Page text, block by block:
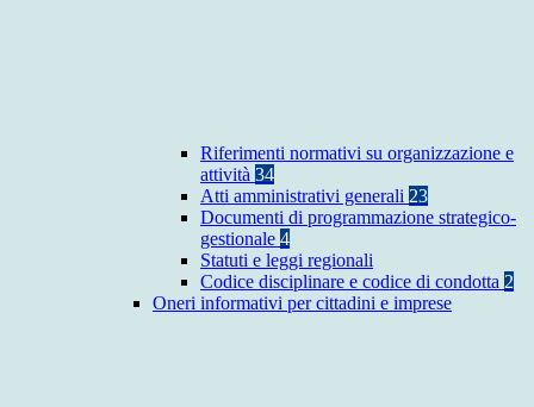
Riferimenti normativi su organizzazione e
attività 34
Atti amministrativi generali 23
Documenti di programmazione strategico-
gestionale 4
Statuti e leggi regionali
Codice disciplinare e codice di condotta 2
Oneri informativi per cittadini e imprese